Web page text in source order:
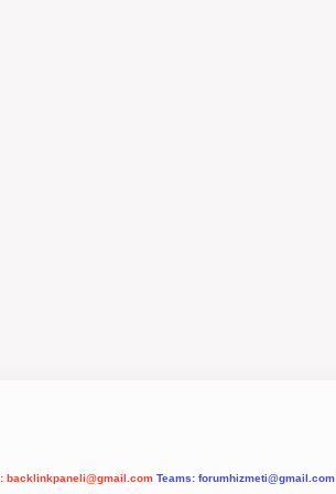
backlinkpaneli@gmail.com Teams: forumhizmeti@gmail.com